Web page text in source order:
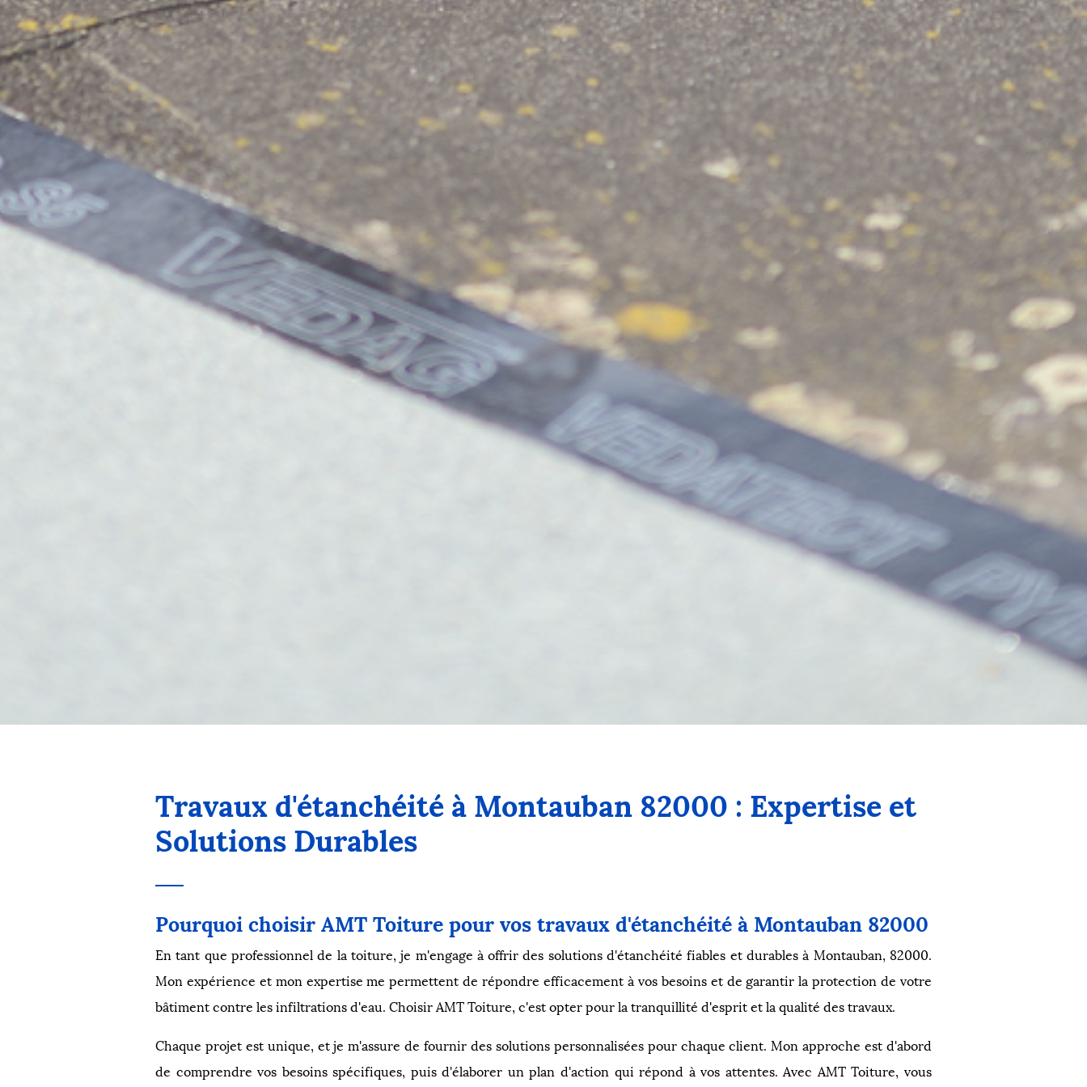
Travaux d'étanchéité à Montauban 82000 : Expertise et
Solutions Durables
Pourquoi choisir AMT Toiture pour vos travaux d'étanchéité à Montauban 82000
En tant que professionnel de la toiture, je m'engage à offrir des solutions d'étanchéité fiables et durables à Montauban, 82000.
Mon expérience et mon expertise me permettent de répondre efficacement à vos besoins et de garantir la protection de votre
bâtiment contre les infiltrations d'eau. Choisir AMT Toiture, c'est opter pour la tranquillité d'esprit et la qualité des travaux.
Chaque projet est unique, et je m'assure de fournir des solutions personnalisées pour chaque client. Mon approche est d'abord
de comprendre vos besoins spécifiques, puis d'élaborer un plan d'action qui répond à vos attentes. Avec AMT Toiture, vous